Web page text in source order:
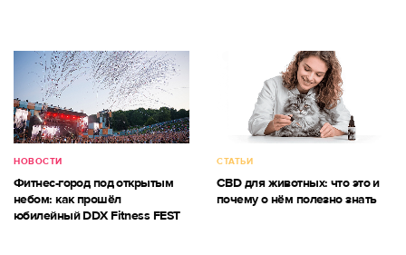
НОВОСТИ
Фитнес-город под открытым
небом: как прошёл
юбилейный DDX Fitness FEST
СТАТЬИ
CBD для животных: что это и
почему о нём полезно знать